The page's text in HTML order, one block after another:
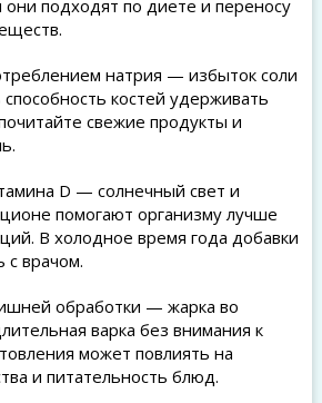
они подходят по диете и переносу
натрия — избыток соли
костей удерживать
свежие продукты и
D — солнечный свет и
помогают организму лучше
В холодное время года добавки
с врачом.
обработки — жарка во
варка без внимания к
может повлиять на
и питательность блюд.